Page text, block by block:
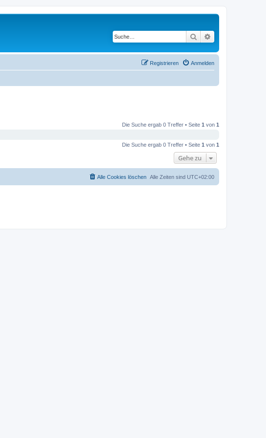
Suche
Anmelden
Registrieren
Die Suche ergab 0 Treffer • Seite 1 von 1
Die Suche ergab 0 Treffer • Seite 1 von 1
Gehe zu
Alle Zeiten sind UTC+02:00
Alle Cookies löschen